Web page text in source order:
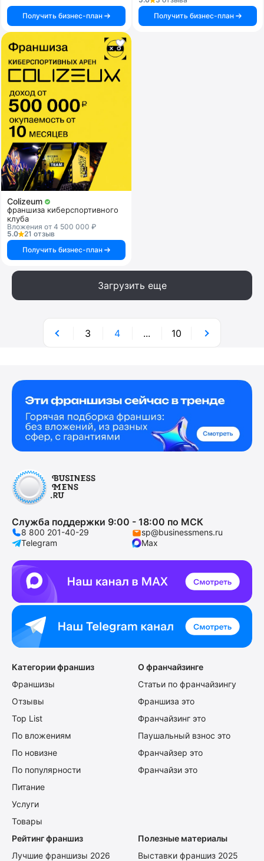
Получить бизнес-план
Получить бизнес-план
Colizeum
франшиза киберспортивного
клуба
Вложения от 4 500 000 ₽
5.0
21 отзыв
Получить бизнес-план
Загрузить еще
3 4 ... 10
Служба поддержки 9:00 - 18:00 по МСК
8 800 201-40-29
sp@businessmens.ru
Telegram
Max
Категории франшиз
Франшизы
Отзывы
Top List
По вложениям
По новизне
По популярности
Питание
Услуги
Товары
О франчайзинге
Статьи по франчайзингу
Франшиза это
Франчайзинг это
Паушальный взнос это
Франчайзер это
Франчайзи это
Рейтинг франшиз
Лучшие франшизы 2026
Полезные материалы
Выставки франшиз 2025